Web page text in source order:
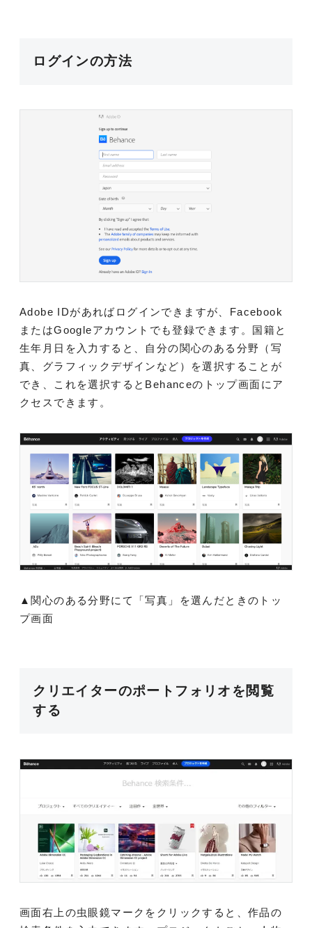
ログインの方法
Adobe IDがあればログインできますが、Facebook
またはGoogleアカウントでも登録できます。国籍と
生年月日を入力すると、自分の関心のある分野（写
真、グラフィックデザインなど）を選択することが
でき、これを選択するとBehanceのトップ画面にア
クセスできます。
▲関心のある分野にて「写真」を選んだときのトッ
プ画面
クリエイターのポートフォリオを閲覧
する
画面右上の虫眼鏡マークをクリックすると、作品の